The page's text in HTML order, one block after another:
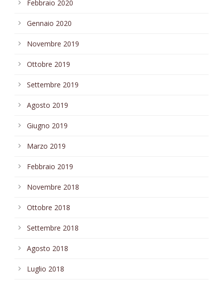
Febbraio 2020
Gennaio 2020
Novembre 2019
Ottobre 2019
Settembre 2019
Agosto 2019
Giugno 2019
Marzo 2019
Febbraio 2019
Novembre 2018
Ottobre 2018
Settembre 2018
Agosto 2018
Luglio 2018